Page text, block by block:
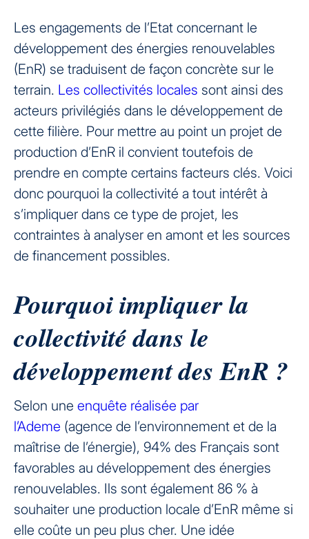
Les engagements de l’Etat concernant le
développement des énergies renouvelables
(EnR) se traduisent de façon concrète sur le
terrain. Les collectivités locales sont ainsi des
acteurs privilégiés dans le développement de
cette filière. Pour mettre au point un projet de
production d’EnR il convient toutefois de
prendre en compte certains facteurs clés. Voici
donc pourquoi la collectivité a tout intérêt à
s’impliquer dans ce type de projet, les
contraintes à analyser en amont et les sources
de financement possibles.
Pourquoi impliquer la
collectivité dans le
développement des EnR ?
Selon une enquête réalisée par
l’Ademe (agence de l’environnement et de la
maîtrise de l’énergie), 94% des Français sont
favorables au développement des énergies
renouvelables. Ils sont également 86 % à
souhaiter une production locale d’EnR même si
elle coûte un peu plus cher. Une idée